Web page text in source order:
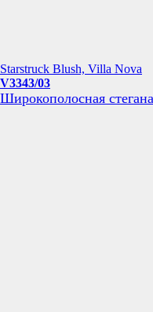
Starstruck Blush, Villa Nova
V3343/03
Широкополосная